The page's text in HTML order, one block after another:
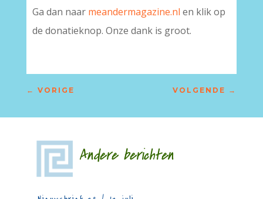
Ga dan naar meandermagazine.nl en klik op
de donatieknop. Onze dank is groot.
← VORIGE VOLGENDE →
Andere berichten